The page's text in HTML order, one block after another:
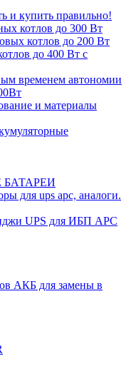
и купить правильно!
котлов до 300 Вт
котлов до 200 Вт
до 400 Вт с
временем автономии
и материалы
БАТАРЕИ
для ups apc, аналоги.
UPS для ИБП APC
АКБ для замены в